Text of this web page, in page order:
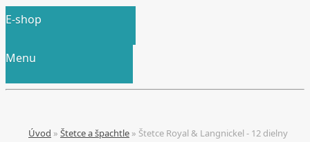
E-shop
Menu
Úvod » Štetce a špachtle » Štetce Royal & Langnickel - 12 dielny